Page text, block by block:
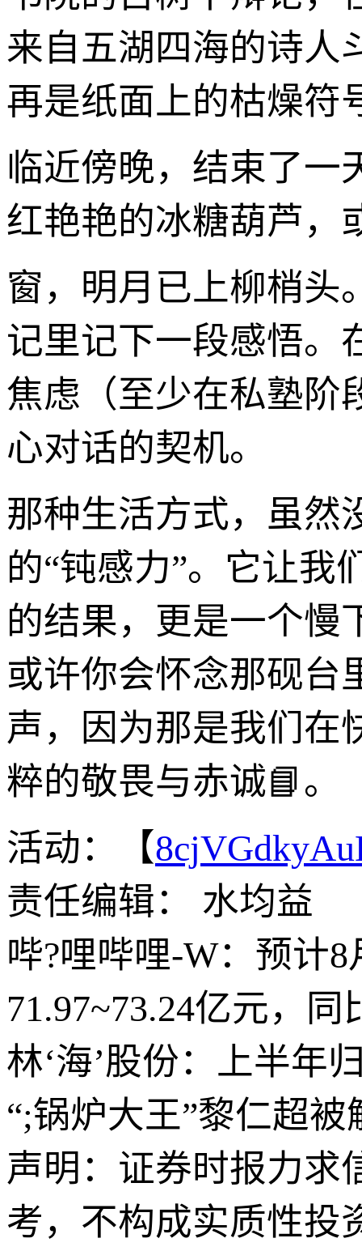
来自五湖四海的诗人
再是纸面上的枯燥符
临近傍晚，结束了一
红艳艳的冰糖葫芦，
窗，明月已上柳梢头
记里记下一段感悟。
焦虑（至少在私塾阶
心对话的契机。
那种生活方式，虽然
的“钝感力”。它让我
的结果，更是一个慢
或许你会怀念那砚台
声，因为那是我们在
粹的敬畏与赤诚📘。
活动：【
责任编辑： 水均益
哔?哩哔哩-W：预计
71.97~73.24亿元，同
林‘海’股份：上半年
“;锅炉大王”黎仁超
声明：证券时报力求
考，不构成实质性投